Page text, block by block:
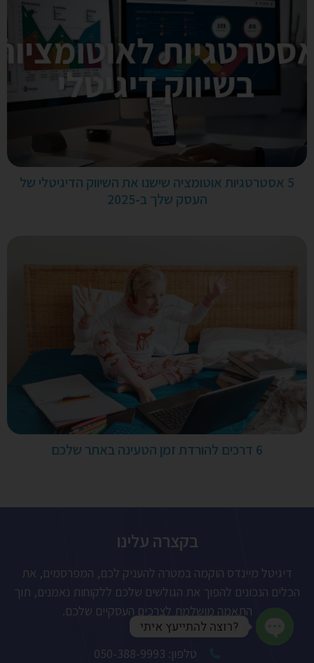
5 אסטרטגיות אוטומציה שישנו את השיווק הדיגיטלי של
העסק שלך ב-2025
6 דרכים להורדת זמן הטעינה באתר שלכם
בקצרה עלינו
דיגיטל מיינדס הוקמה במטרה להעניק לכם, המפרסמים, את
הכלים הנכונים להפוך את הגולשים שלכם ללקוחות נאמנים, תוך
התאמה מושלמת לצרכים העסקיים שלכם.
טלפון: 050-388-9993
?רוצה להתייעץ איתי